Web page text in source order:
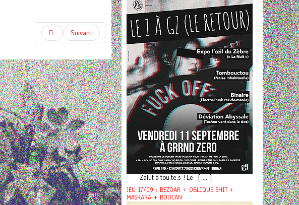
Suivant
Zalut à tou.te.s ! Le [ ... ]
JEU 17/09 : BEZOAR + OBLIQUE SHIT +
MASKARA + BOUCAN